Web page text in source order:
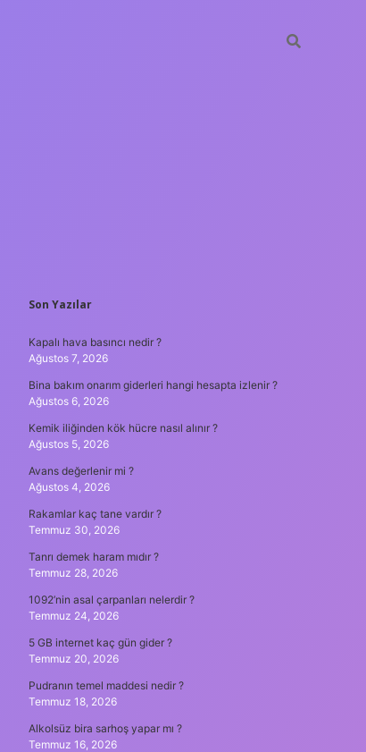
SIDEBAR
Son Yazılar
Kapalı hava basıncı nedir ?
Ağustos 7, 2026
Bina bakım onarım giderleri hangi hesapta izlenir ?
Ağustos 6, 2026
Kemik iliğinden kök hücre nasıl alınır ?
Ağustos 5, 2026
Avans değerlenir mi ?
Ağustos 4, 2026
Rakamlar kaç tane vardır ?
Temmuz 30, 2026
Tanrı demek haram mıdır ?
Temmuz 28, 2026
1092’nin asal çarpanları nelerdir ?
Temmuz 24, 2026
5 GB internet kaç gün gider ?
Temmuz 20, 2026
Pudranın temel maddesi nedir ?
Temmuz 18, 2026
Alkolsüz bira sarhoş yapar mı ?
Temmuz 16, 2026